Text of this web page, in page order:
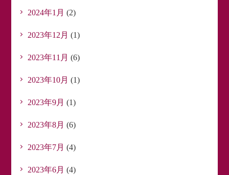
2024年1月 (2)
2023年12月 (1)
2023年11月 (6)
2023年10月 (1)
2023年9月 (1)
2023年8月 (6)
2023年7月 (4)
2023年6月 (4)